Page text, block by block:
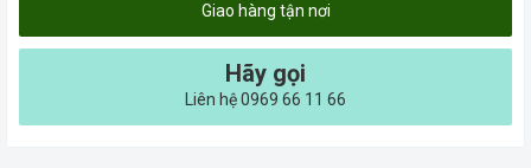
Giao hàng tận nơi
Hãy gọi
Liên hệ 0969 66 11 66